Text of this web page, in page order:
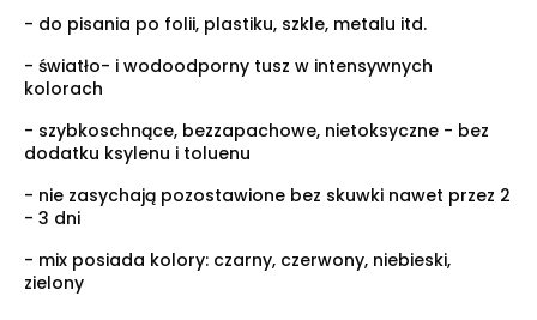
- do pisania po folii, plastiku, szkle, metalu itd.
- światło- i wodoodporny tusz w intensywnych
kolorach
- szybkoschnące, bezzapachowe, nietoksyczne - bez
dodatku ksylenu i toluenu
- nie zasychają pozostawione bez skuwki nawet przez 2
- 3 dni
- mix posiada kolory: czarny, czerwony, niebieski,
zielony